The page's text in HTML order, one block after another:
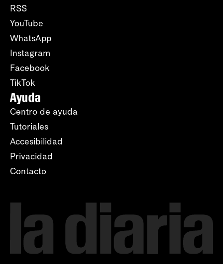
RSS
YouTube
WhatsApp
Instagram
Facebook
TikTok
Ayuda
Centro de ayuda
Tutoriales
Accesibilidad
Privacidad
Contacto